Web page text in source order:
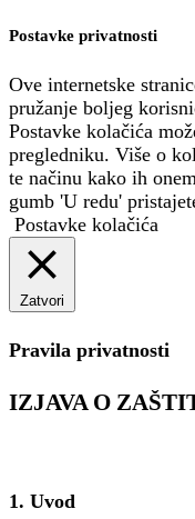
Postavke privatnosti
Ove internetske
pružanje boljeg
Postavke kolačića
pregledniku. Više o
te načinu kako ih
gumb 'U redu'
Postavke kolačića
Zatvori
Pravila privatnosti
IZJAVA O
1. Uvod